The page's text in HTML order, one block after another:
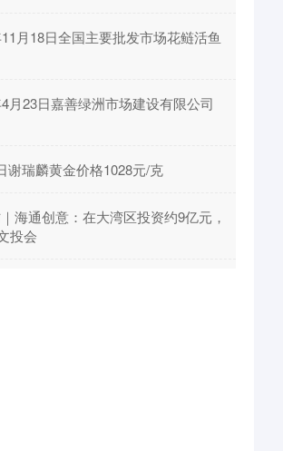
月18日全国主要批发市场花鲢活鱼
月23日嘉善绿洲市场建设有限公司
谢瑞麟黄金价格1028元/克
海通创意：在大湾区投资约9亿元，
投会